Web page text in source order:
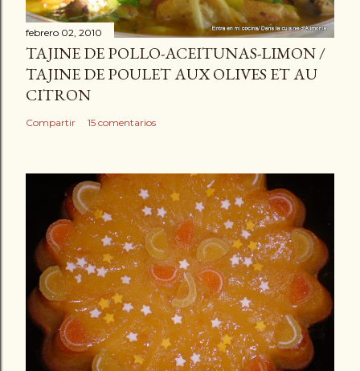
febrero 02, 2010
TAJINE DE POLLO-ACEITUNAS-LIMON /
TAJINE DE POULET AUX OLIVES ET AU
CITRON
Compartir 15 comentarios